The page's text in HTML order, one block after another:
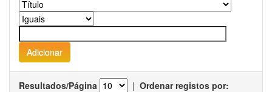
Resultados/Página | Ordenar registos por: